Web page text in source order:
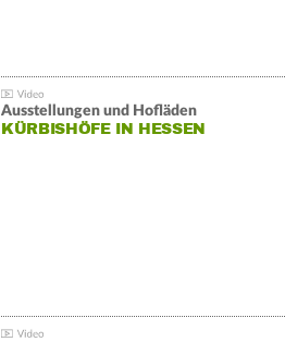
Ausstellungen und Hofläden
KÜRBISHÖFE IN HESSEN